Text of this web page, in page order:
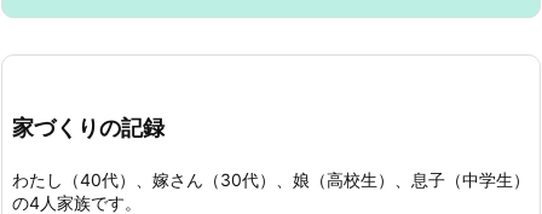
家づくりの記録
わたし（40代）、嫁さん（30代）、娘（高校生）、息子（中学生）
の4人家族です。